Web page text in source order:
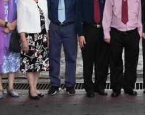
說明臺美合作三大戰略方向 盼與
，闡述印太安全局勢，籲深化台印
灣重要合作夥伴
耶哥訪問團